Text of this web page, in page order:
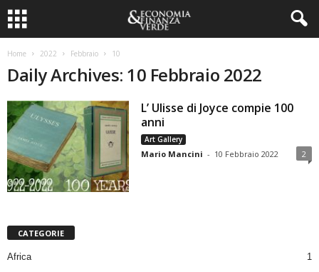
Home 2022 Febbraio 10
Daily Archives: 10 Febbraio 2022
L’ Ulisse di Joyce compie 100
anni
Art Gallery
Mario Mancini - 10 Febbraio 2022 2
CATEGORIE
Africa
1